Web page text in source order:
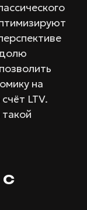
на
LTV.